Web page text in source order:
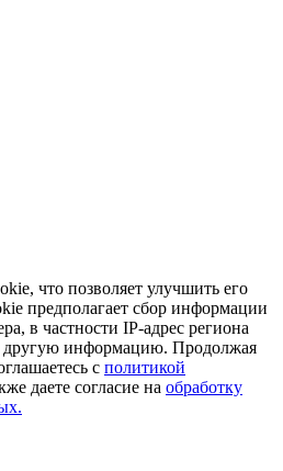
что позволяет улучшить его
предполагает сбор информации
в частности IP-адрес региона
другую информацию. Продолжая
с политикой
даете согласие на обработку